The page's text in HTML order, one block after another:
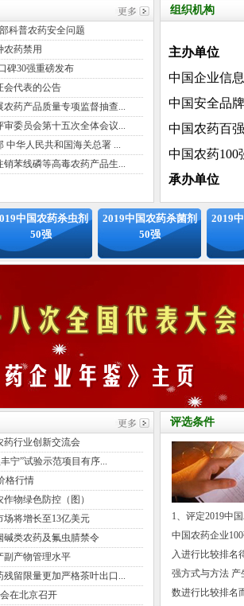
科普农药安全问题
农药禁用
碑30强重磅发布
会代表的公告
药产品质量专项监督抽查...
委员会第十五次全体会议...
中华人民共和国海关总署 ...
苯线磷等高毒农药产品生...
组织机构
组委会
拟邀请中国
化工情报信
协会农药专
特邀顾问：
仪名海 中国
中国传媒
特邀委员：
徐东华 国务
国资委高级
王有成 中国
张敏恒 中国
中国化工学
曲祚民 原化
中国农药杀虫剂
50强
2019中国农药杀菌剂
50强
2019
药行业创新交流会
宁”试验示范项目有序...
格行情
物绿色防控（图）
场将增长至13亿美元
碱类农药及氟虫腈禁令
副产物管理水平
留限量更加严格茶叶出口...
在北京召开
评选条件
1、评定2019中
中国农药企业
入进行比较排名
强方式与方法
数进行比较排名